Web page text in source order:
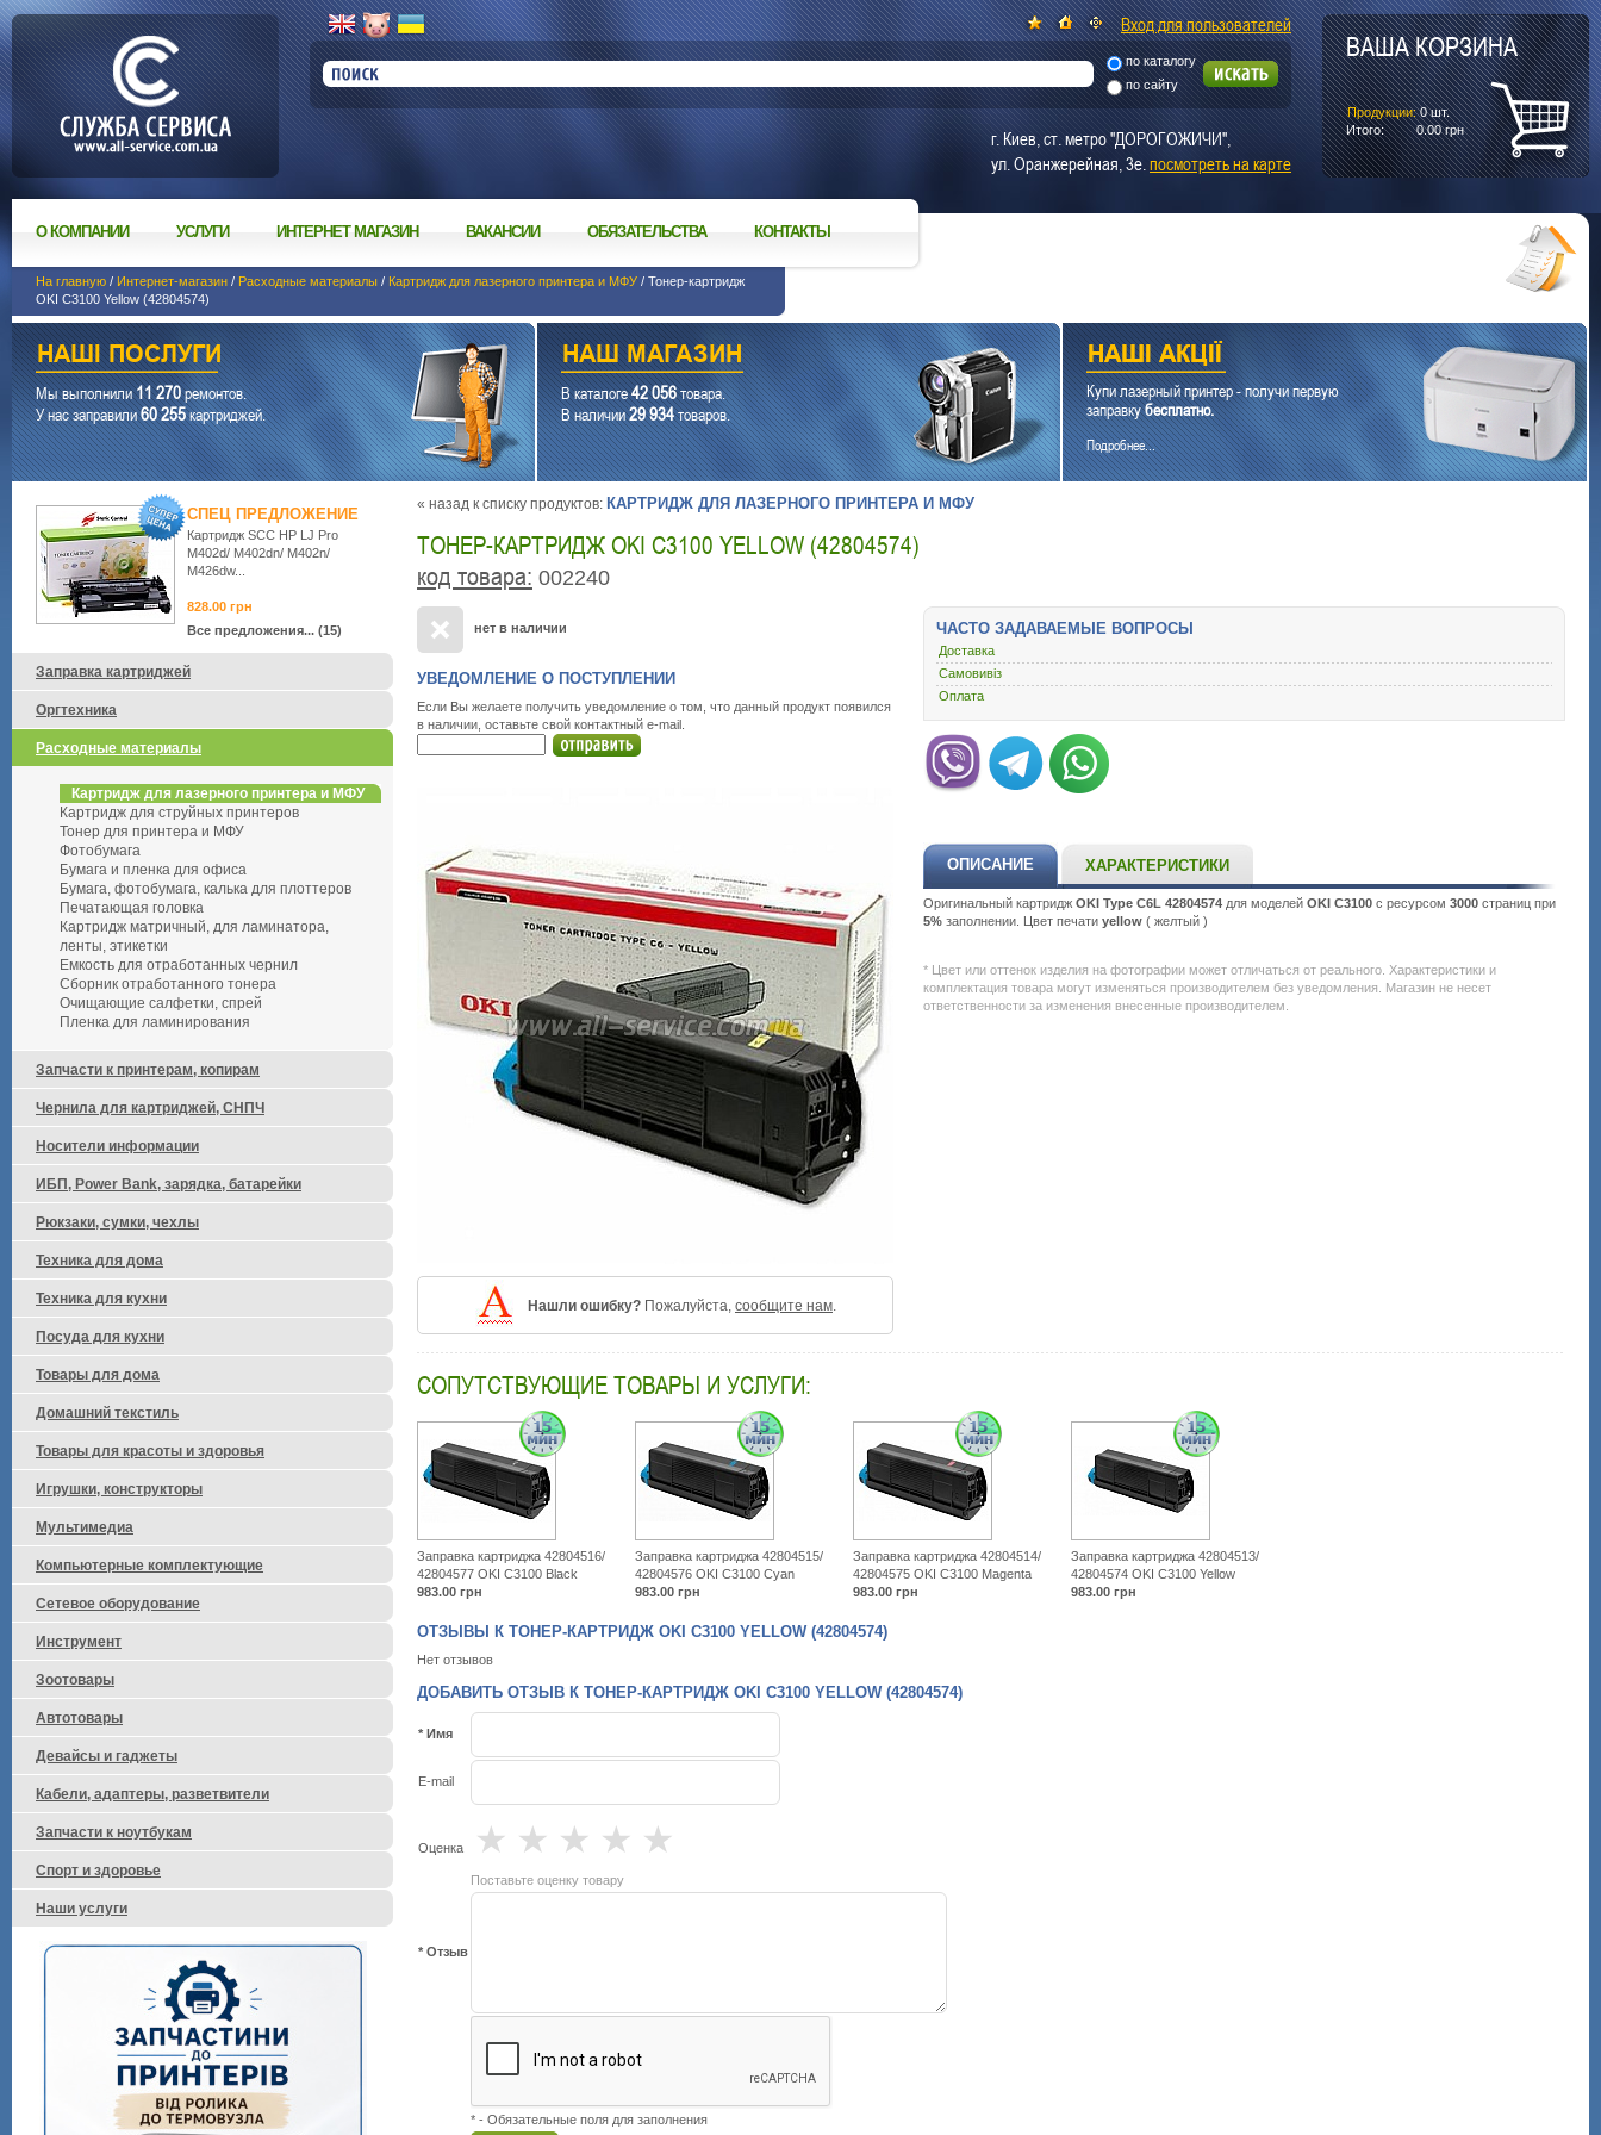
О КОМПАНИИ УСЛУГИ ИНТЕРНЕТ МАГАЗИН ВАКАНСИИ ОБЯЗАТЕЛЬСТВА КОНТАКТЫ
На главную / Интернет-магазин / Расходные материалы / Картридж для лазерного принтера и МФУ / Тонер-картридж
OKI C3100 Yellow (42804574)
Мы выполнили11 270ремонтов.
У нас заправили60 255картриджей.
В каталоге42 056товара.
В наличии29 934товаров.
Купи лазерный принтер - получи первую
заправкубесплатно.
Подробнее...
« назад к списку продуктов: КАРТРИДЖ ДЛЯ ЛАЗЕРНОГО ПРИНТЕРА И МФУ
ТОНЕР-КАРТРИДЖ OKI C3100 YELLOW (42804574)
код товара: 002240
нет в наличии
УВЕДОМЛЕНИЕ О ПОСТУПЛЕНИИ
Если Вы желаете получить уведомление о том, что данный продукт появился
в наличии, оставьте свой контактный e-mail.
Нашли ошибку? Пожалуйста, сообщите нам.
ЧАСТО ЗАДАВАЕМЫЕ ВОПРОСЫ
Доставка
Самовивіз
Оплата
ОПИСАНИЕ ХАРАКТЕРИСТИКИ
Оригинальный картридж OKI Type C6L 42804574 для моделей OKI C3100 c ресурсом 3000 страниц при
5% заполнении. Цвет печати yellow ( желтый )
rashodnye-
materialy/5259-
kartridzh-
* Цвет или оттенок изделия на фотографии может отличаться от реального. Характеристики и
комплектация товара могут изменяться производителем без уведомления. Магазин не несет
ответственности за изменения внесенные производителем.
СОПУТСТВУЮЩИЕ ТОВАРЫ И УСЛУГИ:
Заправка картриджа 42804516/
42804577 OKI C3100 Black
Заправка картриджа 42804515/
42804576 OKI C3100 Cyan
Заправка картриджа 42804514/
42804575 OKI C3100 Magenta
Заправка картриджа 42804513/
42804574 OKI C3100 Yellow
983.00 грн 983.00 грн 983.00 грн 983.00 грн
ОТЗЫВЫ К ТОНЕР-КАРТРИДЖ OKI C3100 YELLOW (42804574)
Нет отзывов
ДОБАВИТЬ ОТЗЫВ К ТОНЕР-КАРТРИДЖ OKI C3100 YELLOW (42804574)
* Имя
E-mail
Оценка ★
★
★
★
★
Поставьте оценку товару
* Отзыв
* - Обязательные поля для заполнения
СПЕЦ ПРЕДЛОЖЕНИЕ
Картридж SCC HP LJ Pro
M402d/ M402dn/ M402n/
M426dw...
828.00 грн
Все предложения... (15)
Заправка картриджей
Оргтехника
Расходные материалы
Картридж для лазерного принтера и МФУ
Картридж для струйных принтеров
Тонер для принтера и МФУ
Фотобумага
Бумага и пленка для офиса
Бумага, фотобумага, калька для плоттеров
Печатающая головка
Картридж матричный, для ламинатора,
ленты, этикетки
Емкость для отработанных чернил
Сборник отработанного тонера
Очищающие салфетки, спрей
Пленка для ламинирования
Запчасти к принтерам, копирам
Чернила для картриджей, СНПЧ
Носители информации
ИБП, Power Bank, зарядка, батарейки
Рюкзаки, сумки, чехлы
Техника для дома
Техника для кухни
Посуда для кухни
Товары для дома
Домашний текстиль
Товары для красоты и здоровья
Игрушки, конструкторы
Мультимедиа
Компьютерные комплектующие
Сетевое оборудование
Инструмент
Зоотовары
Автотовары
Девайсы и гаджеты
Кабели, адаптеры, разветвители
Запчасти к ноутбукам
Спорт и здоровье
Наши услуги
ВАША КОРЗИНА
Продукции: 0шт.
Итого:
0.00 грн
Вход для пользователей
по каталогу
по сайту
г. Киев, ст. метро "ДОРОГОЖИЧИ",
ул. Оранжерейная, 3е.посмотреть на карте